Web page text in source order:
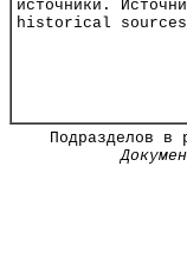
источники.
historical
Подразделов в